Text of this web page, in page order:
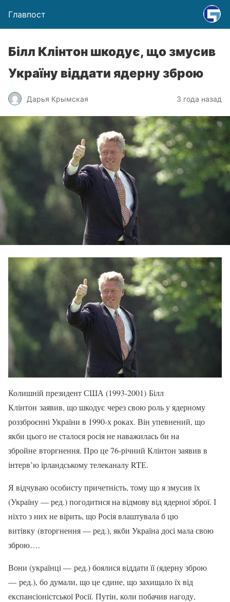
Главпост
Білл Клінтон шкодує, що змусив
Україну віддати ядерну зброю
Дарья Крымская 3 года назад
Колишній президент США (1993-2001) Білл
Клінтон заявив, що шкодує через свою роль у ядерному
роззброєнні України в 1990-х роках. Він упевнений, що
якби цього не сталося росія не наважилась би на
збройне вторгнення. Про це 76-річний Клінтон заявив в
інтерв’ю ірландському телеканалу RTЕ.
Я відчуваю особисту причетність, тому що я змусив їх
(Україну — ред.) погодитися на відмову від ядерної зброї. І
ніхто з них не вірить, що Росія влаштувала б цю
витівку (вторгнення — ред.), якби Україна досі мала свою
зброю….
Вони (українці — ред.) боялися віддати її (ядерну зброю
— ред.), бо думали, що це єдине, що захищало їх від
експансіоністської Росії. Путін, коли побачив нагоду,